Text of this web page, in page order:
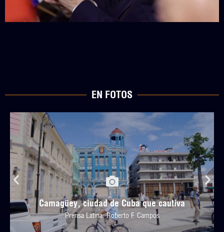
EN FOTOS
Camagüey, ciudad de Cuba que cautiva
Prensa Latina: Roberto F. Campos